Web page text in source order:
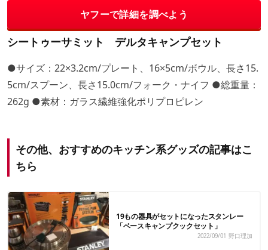
ヤフーで詳細を調べよう
シートゥーサミット デルタキャンプセット
●サイズ：22×3.2cm/プレート、16×5cm/ボウル、長さ15.
5cm/スプーン、長さ15.0cm/フォーク・ナイフ ●総重量：
262g ●素材：ガラス繊維強化ポリプロピレン
その他、おすすめのキッチン系グッズの記事はこ
ちら
19もの器具がセットになったスタンレー
「ベースキャンプクックセット」
2022/09/01 野口理加